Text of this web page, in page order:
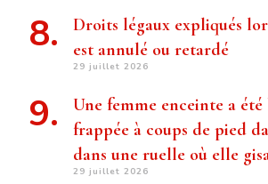
Droits légaux expliqués
est annulé ou retardé
29 juillet 2026
Une femme enceinte a
frappée à coups de pied
dans une ruelle où elle
29 juillet 2026